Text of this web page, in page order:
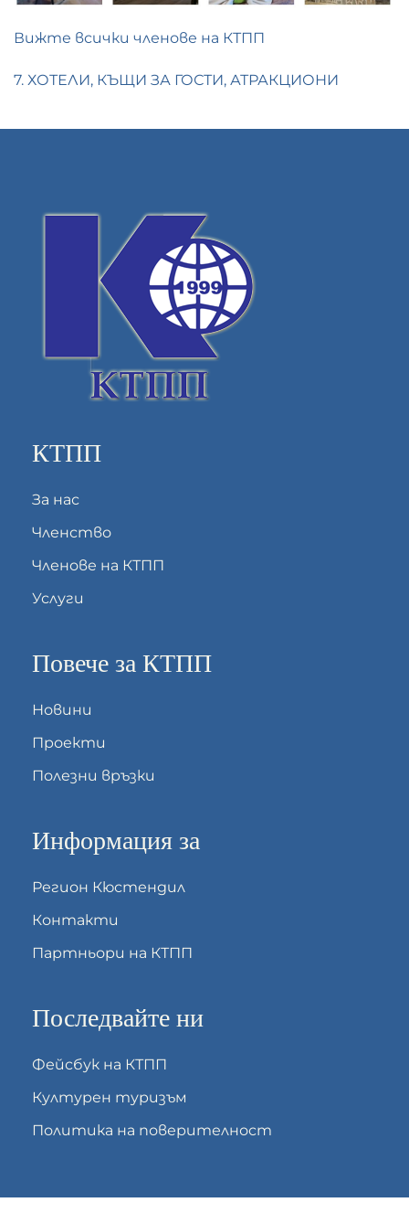
Вижте всички членове на КТПП
7. ХОТЕЛИ, КЪЩИ ЗА ГОСТИ, АТРАКЦИОНИ
КТПП
За нас
Членство
Членове на КТПП
Услуги
Повече за КТПП
Новини
Проекти
Полезни връзки
Информация за
Регион Кюстендил
Контакти
Партньори на КТПП
Последвайте ни
Фейсбук на КТПП
Културен туризъм
Политика на поверителност